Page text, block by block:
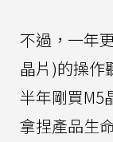
不過，一年
晶片)的操作
半年剛買M5
拿捏產品生